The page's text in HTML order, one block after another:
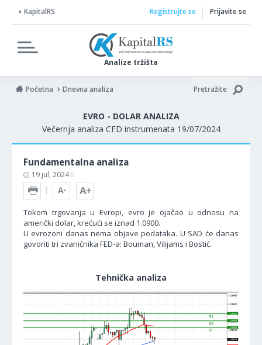
KapitalRS
Analize tržišta
Registrujte se Prijavite se
Početna Dnevna analiza Pretražite
EVRO - DOLAR ANALIZA
Večernja analiza CFD instrumenata 19/07/2024
Fundamentalna analiza
19 jul, 2024
Tokom trgovanja u Evropi, evro je ojačao u odnosu na
američki dolar, krećući se iznad 1.0900.
U evrozoni danas nema objave podataka. U SAD će danas
govoriti tri zvaničnika FED-a: Bouman, Vilijams i Bostić.
Tehnička analiza